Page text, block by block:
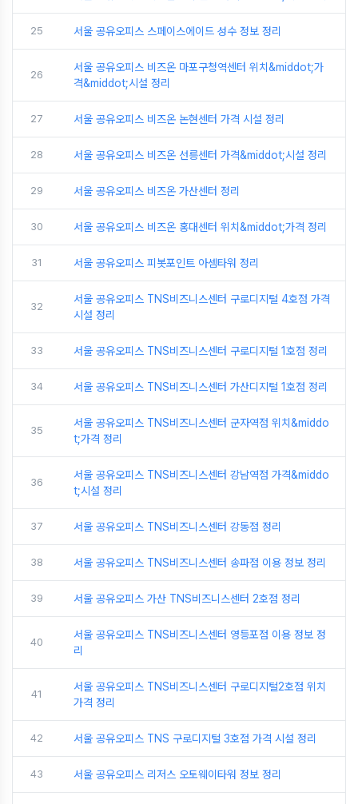
25 서울 공유오피스 스페이스에이드 성수 정보 정리
26
서울 공유오피스 비즈온 마포구청역센터 위치&middot;가
격&middot;시설 정리
27 서울 공유오피스 비즈온 논현센터 가격 시설 정리
28 서울 공유오피스 비즈온 선릉센터 가격&middot;시설 정리
29 서울 공유오피스 비즈온 가산센터 정리
30 서울 공유오피스 비즈온 홍대센터 위치&middot;가격 정리
31 서울 공유오피스 피봇포인트 아셈타워 정리
32
서울 공유오피스 TNS비즈니스센터 구로디지털 4호점 가격
시설 정리
33 서울 공유오피스 TNS비즈니스센터 구로디지털 1호점 정리
34 서울 공유오피스 TNS비즈니스센터 가산디지털 1호점 정리
35
서울 공유오피스 TNS비즈니스센터 군자역점 위치&middo
t;가격 정리
36
서울 공유오피스 TNS비즈니스센터 강남역점 가격&middo
t;시설 정리
37 서울 공유오피스 TNS비즈니스센터 강동점 정리
38 서울 공유오피스 TNS비즈니스센터 송파점 이용 정보 정리
39 서울 공유오피스 가산 TNS비즈니스센터 2호점 정리
40
서울 공유오피스 TNS비즈니스센터 영등포점 이용 정보 정
리
41
서울 공유오피스 TNS비즈니스센터 구로디지털2호점 위치
가격 정리
42 서울 공유오피스 TNS 구로디지털 3호점 가격 시설 정리
43 서울 공유오피스 리저스 오토웨이타워 정보 정리